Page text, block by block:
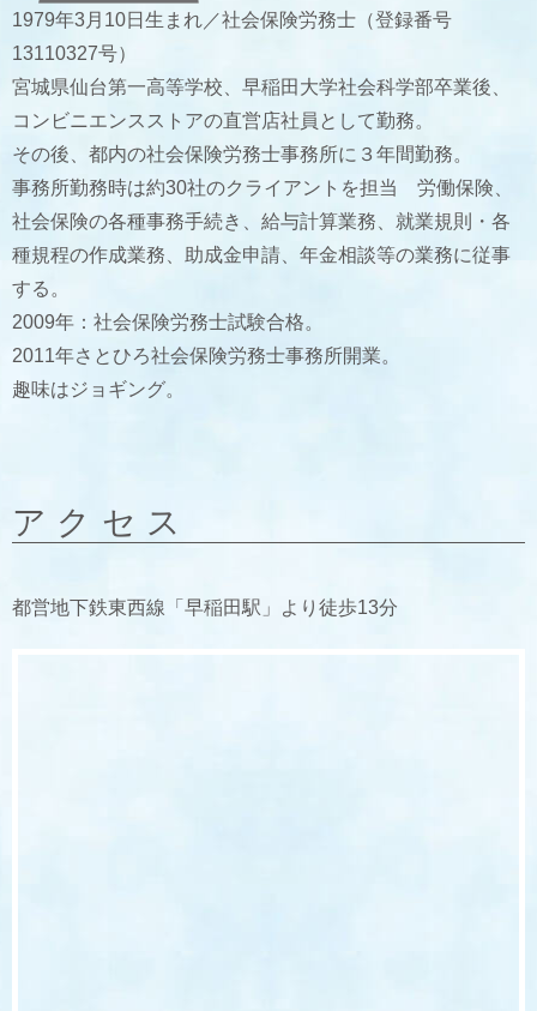
1979年3月10日生まれ／社会保険労務士（登録番号
13110327号）
宮城県仙台第一高等学校、早稲田大学社会科学部卒業後、
コンビニエンスストアの直営店社員として勤務。
その後、都内の社会保険労務士事務所に３年間勤務。
事務所勤務時は約30社のクライアントを担当 労働保険、
社会保険の各種事務手続き、給与計算業務、就業規則・各
種規程の作成業務、助成金申請、年金相談等の業務に従事
する。
2009年：社会保険労務士試験合格。
2011年さとひろ社会保険労務士事務所開業。
趣味はジョギング。
アクセス
都営地下鉄東西線「早稲田駅」より徒歩13分